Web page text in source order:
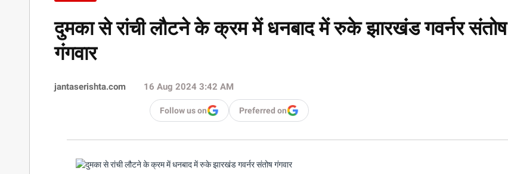
दुमका से रांची लौटने के क्रम में धनबाद में रुके झारखंड गवर्नर संतोष
गंगवार
jantaserishta.com 16 Aug 2024 3:42 AM
Follow us on Preferred on